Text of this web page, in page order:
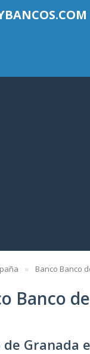
Banco Banco
Banco
de Granada